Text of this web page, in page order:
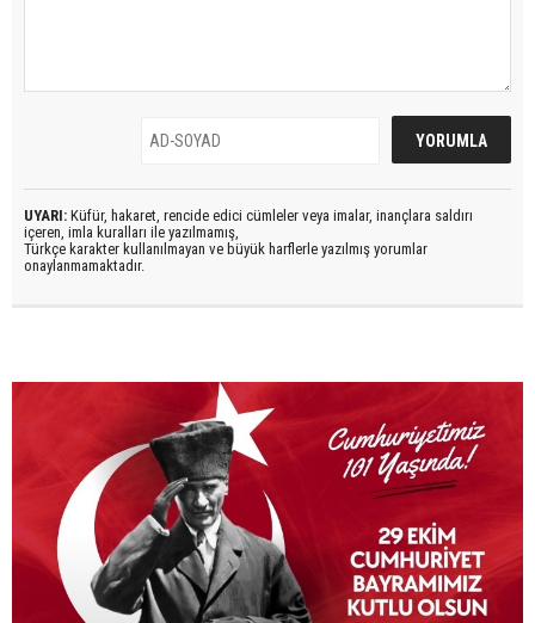
UYARI: Küfür, hakaret, rencide edici cümleler veya imalar, inançlara saldırı
içeren, imla kuralları ile yazılmamış,
Türkçe karakter kullanılmayan ve büyük harflerle yazılmış yorumlar
onaylanmamaktadır.